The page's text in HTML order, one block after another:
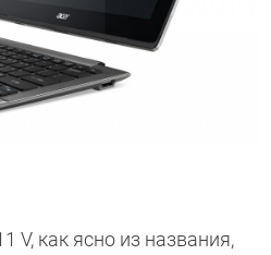
V, как ясно из названия,